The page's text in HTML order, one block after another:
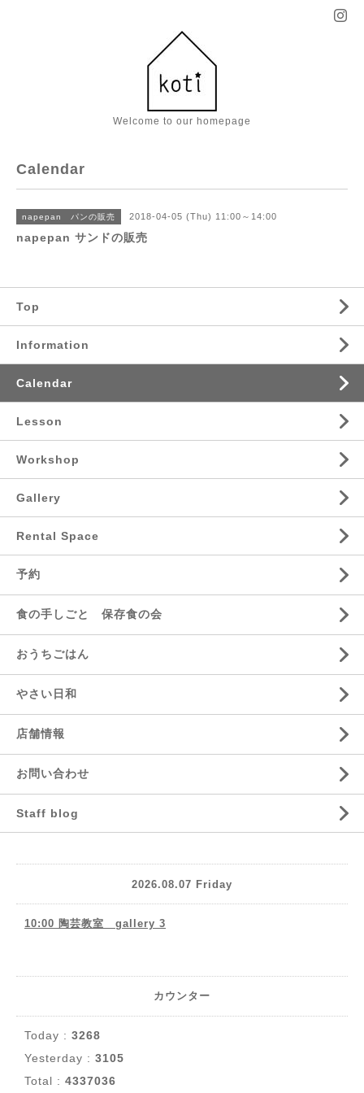
Welcome to our homepage
Calendar
napepan パンの販売 2018-04-05 (Thu) 11:00～14:00
napepan サンドの販売
Top
Information
Calendar
Lesson
Workshop
Gallery
Rental Space
予約
食の手しごと 保存食の会
おうちごはん
やさい日和
店舗情報
お問い合わせ
Staff blog
2026.08.07 Friday
10:00 陶芸教室 gallery 3
カウンター
Today : 3268
Yesterday : 3105
Total : 4337036